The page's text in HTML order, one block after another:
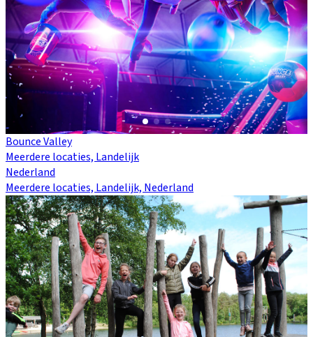
Bounce Valley
Meerdere locaties, Landelijk
Nederland
Meerdere locaties, Landelijk, Nederland